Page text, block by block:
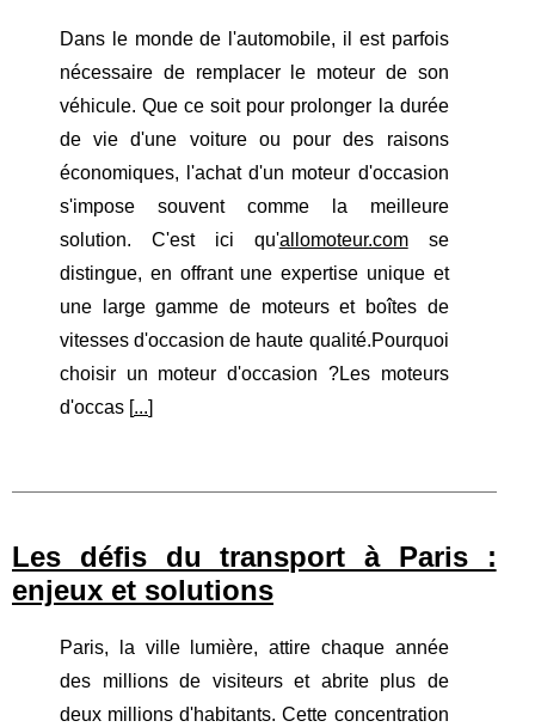
Dans le monde de l'automobile, il est parfois
nécessaire de remplacer le moteur de son
véhicule. Que ce soit pour prolonger la durée
de vie d'une voiture ou pour des raisons
économiques, l'achat d'un moteur d'occasion
s'impose souvent comme la meilleure
solution. C'est ici qu'allomoteur.comse
distingue, en offrant une expertise unique et
une large gamme de moteurs et boîtes de
vitesses d'occasion de haute qualité.Pourquoi
choisir un moteur d'occasion ?Les moteurs
d'occas [...]
Les défis du transport à Paris :
enjeux et solutions
Paris, la ville lumière, attire chaque année
des millions de visiteurs et abrite plus de
deux millions d'habitants. Cette concentration